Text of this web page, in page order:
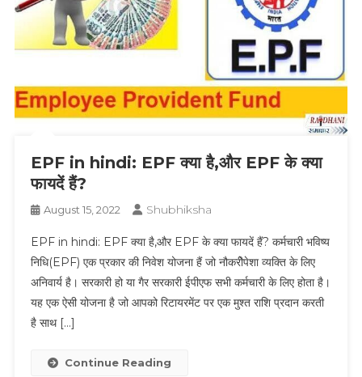
EPF in hindi: EPF क्या है,और EPF के क्या
फायदें हैं?
August 15, 2022 Shubhiksha
EPF in hindi: EPF क्या है,और EPF के क्या फायदें हैं? कर्मचारी भविष्य
निधि(EPF) एक प्रकार की निवेश योजना हैं जो नौकरीेपेशा व्यक्ति के लिए
अनिवार्य है। सरकारी हो या गैर सरकारी ईपीएफ सभी कर्मचारी के लिए होता है।
यह एक ऐसी योजना है जो आपको रिटायरमेंट पर एक मुश्त राशि प्रदान करती
है साथ […]
Continue Reading